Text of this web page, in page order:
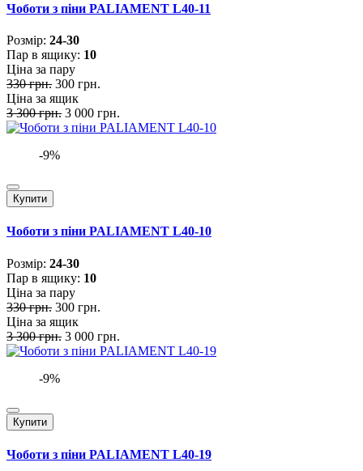
Чоботи з піни PALIAMENT L40-11
Розмiр: 24-30
Пар в ящику: 10
Ціна за пару
330 грн. 300 грн.
Ціна за ящик
3 300 грн. 3 000 грн.
-9%
Купити
Чоботи з піни PALIAMENT L40-10
Розмiр: 24-30
Пар в ящику: 10
Ціна за пару
330 грн. 300 грн.
Ціна за ящик
3 300 грн. 3 000 грн.
-9%
Купити
Чоботи з піни PALIAMENT L40-19